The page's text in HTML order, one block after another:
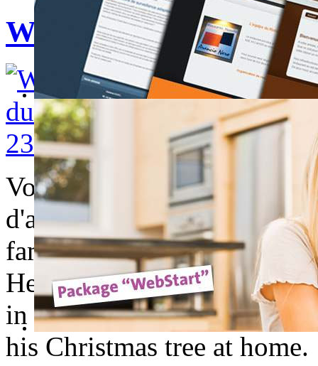
WebBuzz du 23/12/
Voici pourquoi il est
d'aller le chercher en
famille a pu emmener son
Here's why it's best to go
in the forest. After much
his Christmas tree at home.